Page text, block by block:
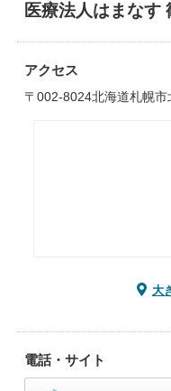
医療法人はまなす
アクセス
〒002-8024北海道札幌
大
電話・サイト